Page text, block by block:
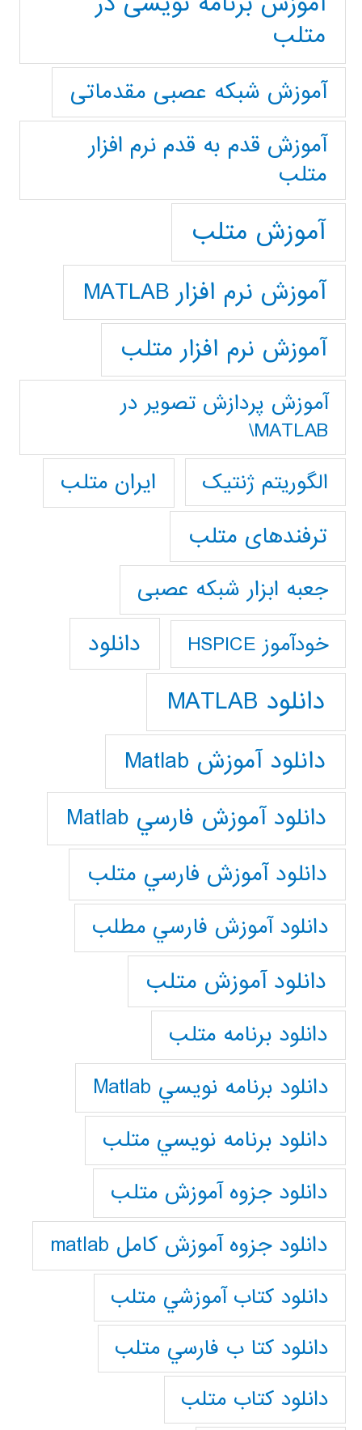
متلب
آموزش شبکه عصبی مقدماتی
آموزش قدم به قدم نرم افزار
متلب
آموزش متلب
آموزش نرم افزار MATLAB
آموزش نرم افزار متلب
آموزش پردازش تصوير در
MATLAB\
الگوریتم ژنتیک
ایران متلب
ترفندهای متلب
جعبه ابزار شبکه عصبی
خودآموز HSPICE دانلود
دانلود MATLAB
دانلود آموزش Matlab
دانلود آموزش فارسي Matlab
دانلود آموزش فارسي متلب
دانلود آموزش فارسي مطلب
دانلود آموزش متلب
دانلود برنامه متلب
دانلود برنامه نويسي Matlab
دانلود برنامه نويسي متلب
دانلود جزوه آموزش متلب
دانلود جزوه آموزش کامل matlab
دانلود كتاب آموزشي متلب
دانلود كتا ب فارسي متلب
دانلود كتاب متلب